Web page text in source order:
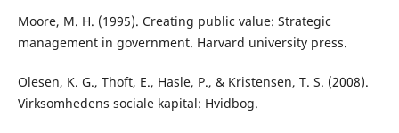
Moore, M. H. (1995). Creating public value: Strategic
management in government. Harvard university press.
Olesen, K. G., Thoft, E., Hasle, P., & Kristensen, T. S. (2008).
Virksomhedens sociale kapital: Hvidbog.